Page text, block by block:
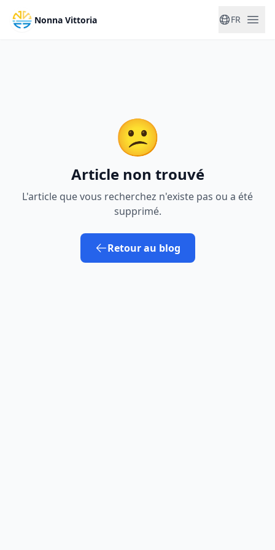
Nonna Vittoria FR
😕
Article non trouvé
L'article que vous recherchez n'existe pas ou a été
supprimé.
Retour au blog